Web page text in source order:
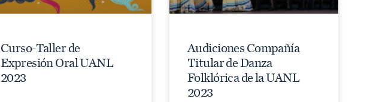
Curso-Taller de
Expresión Oral UANL
2023
Audiciones Compañía
Titular de Danza
Folklórica de la UANL
2023